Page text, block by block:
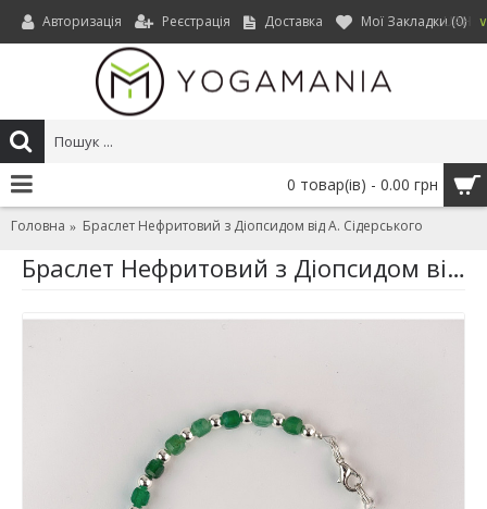
UAH ∨
Авторизація Реєстрація Доставка Мої Закладки (0)
0 товар(ів) - 0.00 грн
Головна Браслет Нефритовий з Діопсидом від А. Сідерського
Браслет Нефритовий з Діопсидом від А. Сідерського